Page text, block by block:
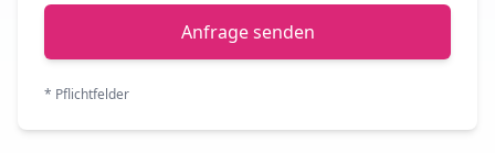
Anfrage senden
* Pflichtfelder